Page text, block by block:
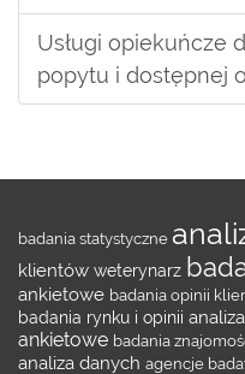
Usługi opiekuńcze
popytu i dostępnej
badania statystyczne
klientów weterynarz
ankietowe badania opinii
badania rynku i opinii
ankietowe badania
analiza danych agencje